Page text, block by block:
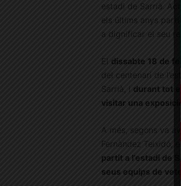
estadi de Sarrià.
els últims anys
a dignificar el seu
El dissabte 18 de
del centenari de
Sarrià, i durant tot
visitar una
A més, segons va
Fernàndez Teixidó,
partit a l’estadi de
seus equips de